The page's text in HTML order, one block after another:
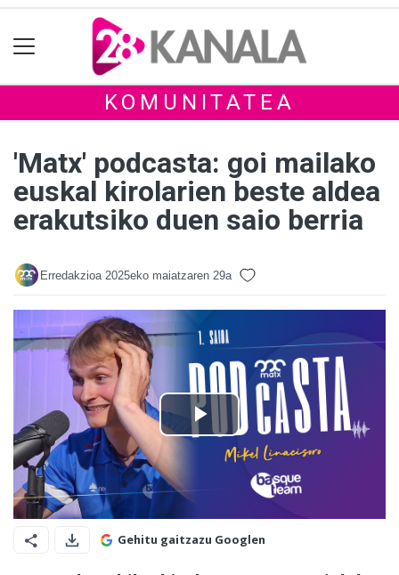
KOMUNITATEA
'Matx' podcasta: goi mailako
euskal kirolarien beste aldea
erakutsiko duen saio berria
Erredakzioa 2025eko maiatzaren 29a
Gehitu gaitzazu Googlen